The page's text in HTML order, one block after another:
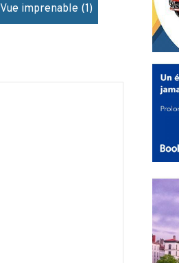
Vue imprenable (1)